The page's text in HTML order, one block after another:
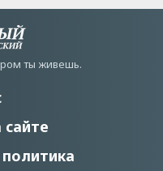
ты живешь.